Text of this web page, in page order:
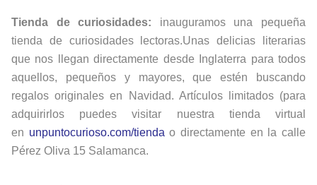
Tienda de curiosidades: inauguramos una pequeña
tienda de curiosidades lectoras.Unas delicias literarias
que nos llegan directamente desde Inglaterra para todos
aquellos, pequeños y mayores, que estén buscando
regalos originales en Navidad. Artículos limitados (para
adquirirlos puedes visitar nuestra tienda virtual
en unpuntocurioso.com/tienda o directamente en la calle
Pérez Oliva 15 Salamanca.